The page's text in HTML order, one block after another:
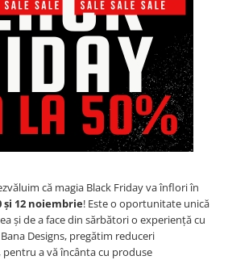
că magia Black Friday va înflori în
și 12 noiembrie! Este o oportunitate unică
și de a face din sărbători o experiență cu
Designs, pregătim reduceri
pentru a vă încânta cu produse